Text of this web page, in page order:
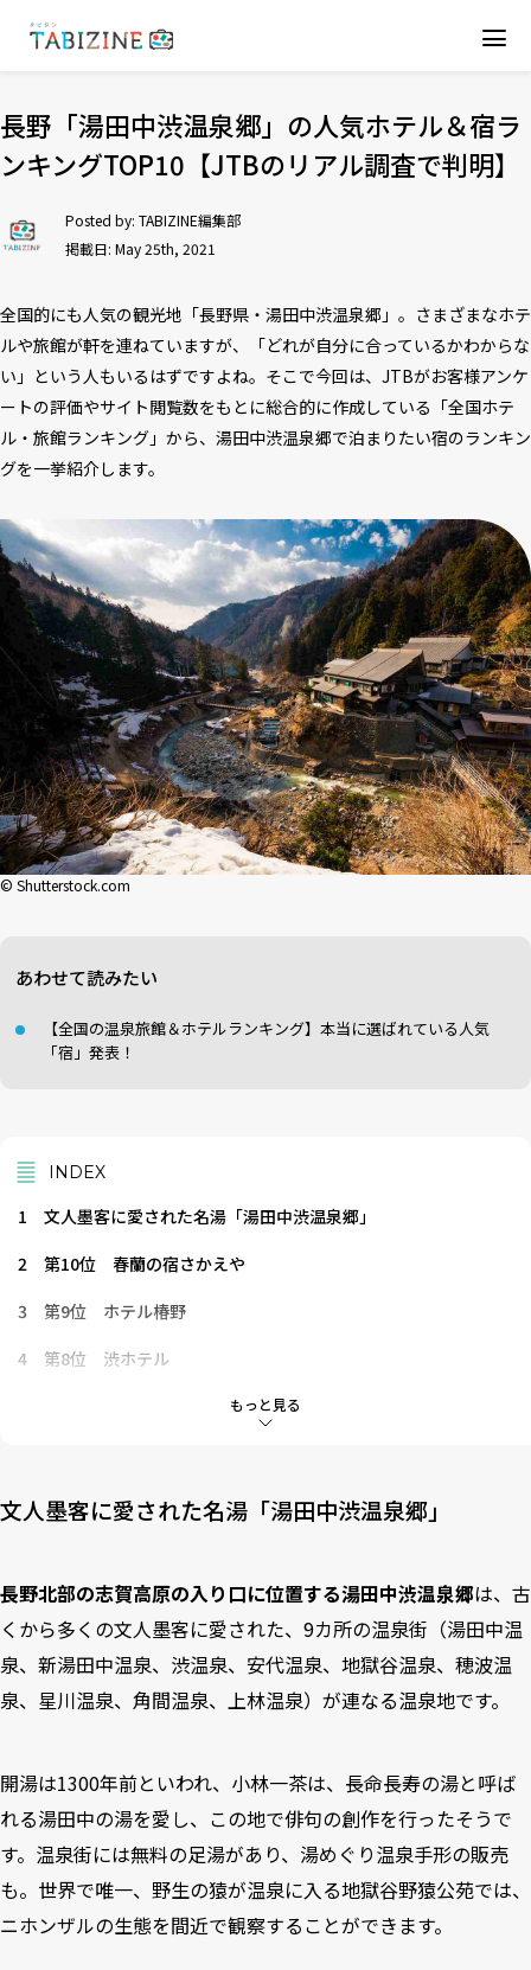
長野「湯田中渋温泉郷」の人気ホテル＆宿ラ
ンキングTOP10【JTBのリアル調査で判明】
Posted by: TABIZINE編集部
掲載日: May 25th, 2021
全国的にも人気の観光地「長野県・湯田中渋温泉郷」。さまざまなホテ
ルや旅館が軒を連ねていますが、「どれが自分に合っているかわからな
い」という人もいるはずですよね。そこで今回は、JTBがお客様アンケ
ートの評価やサイト閲覧数をもとに総合的に作成している「全国ホテ
ル・旅館ランキング」から、湯田中渋温泉郷で泊まりたい宿のランキン
グを一挙紹介します。
© Shutterstock.com
あわせて読みたい
【全国の温泉旅館＆ホテルランキング】本当に選ばれている人気
「宿」発表！
もっと見る
INDEX
1
文人墨客に愛された名湯「湯田中渋温泉郷」
2
第10位 春蘭の宿さかえや
3
第9位 ホテル椿野
4
第8位 渋ホテル
7
第5位 歴史の宿金具屋
9
第3位 あぶらや燈千
10
第2位 よろづや
第1位 上林ホテル仙壽閣
文人墨客に愛された名湯「湯田中渋温泉郷」
長野北部の志賀高原の入り口に位置する湯田中渋温泉郷は、古
くから多くの文人墨客に愛された、9カ所の温泉街（湯田中温
泉、新湯田中温泉、渋温泉、安代温泉、地獄谷温泉、穂波温
泉、星川温泉、角間温泉、上林温泉）が連なる温泉地です。
開湯は1300年前といわれ、小林一茶は、長命長寿の湯と呼ば
れる湯田中の湯を愛し、この地で俳句の創作を行ったそうで
す。温泉街には無料の足湯があり、湯めぐり温泉手形の販売
も。世界で唯一、野生の猿が温泉に入る地獄谷野猿公苑では、
ニホンザルの生態を間近で観察することができます。